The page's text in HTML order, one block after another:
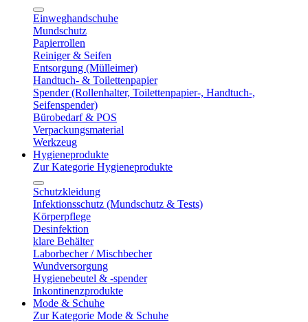
Einweghandschuhe
Mundschutz
Papierrollen
Reiniger & Seifen
Entsorgung (Mülleimer)
Handtuch- & Toilettenpapier
Spender (Rollenhalter, Toilettenpapier-, Handtuch-,
Seifenspender)
Bürobedarf & POS
Verpackungsmaterial
Werkzeug
Hygieneprodukte
Zur Kategorie Hygieneprodukte
Schutzkleidung
Infektionsschutz (Mundschutz & Tests)
Körperpflege
Desinfektion
klare Behälter
Laborbecher / Mischbecher
Wundversorgung
Hygienebeutel & -spender
Inkontinenzprodukte
Mode & Schuhe
Zur Kategorie Mode & Schuhe